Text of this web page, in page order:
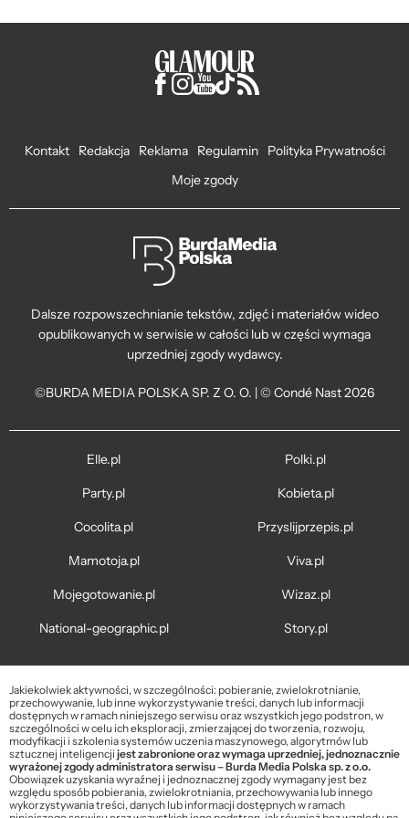
Kontakt Redakcja Reklama Regulamin
Polityka Prywatności
Moje zgody
Dalsze rozpowszechnianie tekstów, zdjęć i materiałów wideo
opublikowanych w serwisie w całości lub w części wymaga
uprzedniej zgody wydawcy.
©BURDA MEDIA POLSKA SP. Z O. O. | © Condé Nast 2026
Elle.pl
Party.pl
Cocolita.pl
Mamotoja.pl
Mojegotowanie.pl
National-geographic.pl
Polki.pl
Kobieta.pl
Przyslijprzepis.pl
Viva.pl
Wizaz.pl
Story.pl
Jakiekolwiek aktywności, w szczególności: pobieranie, zwielokrotnianie,
przechowywanie, lub inne wykorzystywanie treści, danych lub informacji
dostępnych w ramach niniejszego serwisu oraz wszystkich jego podstron, w
szczególności w celu ich eksploracji, zmierzającej do tworzenia, rozwoju,
modyfikacji i szkolenia systemów uczenia maszynowego, algorytmów lub
sztucznej inteligencjijest zabronione oraz wymaga uprzedniej, jednoznacznie
wyrażonej zgody administratora serwisu – Burda Media Polska sp. z o.o.
Obowiązek uzyskania wyraźnej i jednoznacznej zgody wymagany jest bez
względu sposób pobierania, zwielokrotniania, przechowywania lub innego
wykorzystywania treści, danych lub informacji dostępnych w ramach